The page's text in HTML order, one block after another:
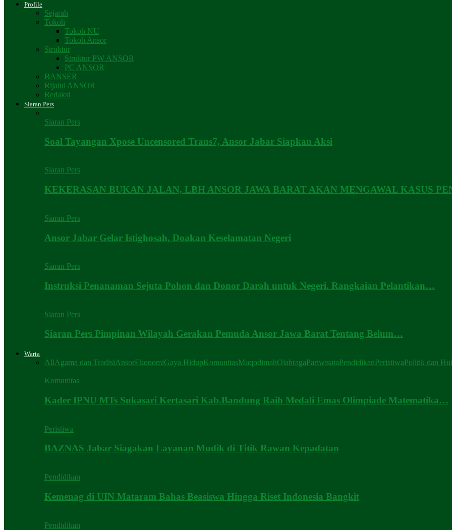
Profile
Sejarah
Tokoh
Tokoh NU
Tokoh Ansor
Struktur
Struktur PW ANSOR
PC ANSOR
BANSER
Rijalul ANSOR
Redaksi
Siaran Pers
Siaran Pers
Soal Tayangan Xpose Uncensored Trans7, Ansor Jabar Siapkan Aksi
Siaran Pers
KEKERASAN BUKAN JALAN, LBH ANSOR JAWA BARAT AKAN MENGAWAL KASUS
Siaran Pers
Ansor Jabar Gelar Istighosah, Doakan Keselamatan Negeri
Siaran Pers
Instruksi Penanaman Sejuta Pohon dan Donor Darah untuk Negeri. Rangkaian Pelantikan…
Siaran Pers
Siaran Pers Pimpinan Wilayah Gerakan Pemuda Ansor Jawa Barat Tentang Belum…
Warta
AllAgama dan TradisiAnsorEkonomiGaya HidupKomunitasMuqodimahOlahragaPariwisataPendidikanPeristiwaPolitik dan
Komunitas
Kader IPNU MTs Sukasari Kertasari Kab.Bandung Raih Medali Emas Olimpiade Matematika…
Peristiwa
BAZNAS Jabar Siagakan Layanan Mudik di Titik Rawan Kepadatan
Pendidikan
Kemenag di UIN Mataram Bahas Beasiswa Hingga Riset Indonesia Bangkit
Pendidikan